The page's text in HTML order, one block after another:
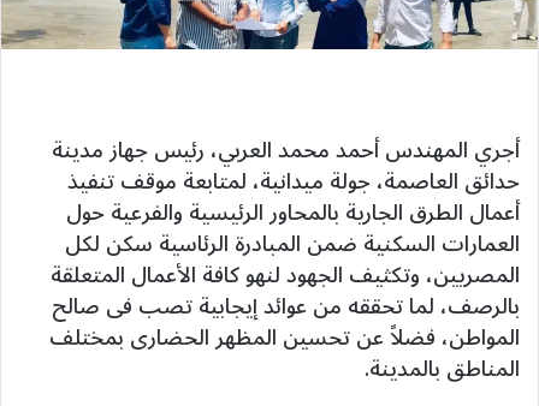
أجري المهندس أحمد محمد العربي، رئيس جهاز مدينة
حدائق العاصمة، جولة ميدانية، لمتابعة موقف تنفيذ
أعمال الطرق الجارية بالمحاور الرئيسية والفرعية حول
العمارات السكنية ضمن المبادرة الرئاسية سكن لكل
المصريين، وتكثيف الجهود لنهو كافة الأعمال المتعلقة
بالرصف، لما تحققه من عوائد إيجابية تصب فى صالح
المواطن، فضلاً عن تحسين المظهر الحضارى بمختلف
المناطق بالمدينة.